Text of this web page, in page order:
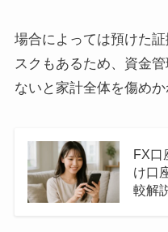
場合によっては預けた
スクもあるため、資金
ないと家計全体を傷めか
FX口
け口
較解